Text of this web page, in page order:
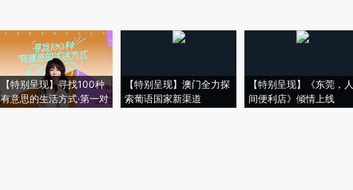
【特别呈现】寻找100种
有意思的生活方式·第一对
【特别呈现】澳门全力探
索葡语国家新渠道
【特别呈现】《东莞，人
间便利店》倾情上线